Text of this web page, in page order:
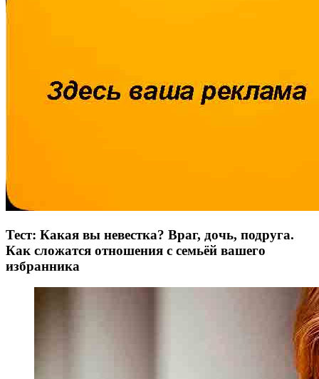
Тест: Какая вы невестка? Враг, дочь, подруга.
Как сложатся отношения с семьёй вашего
избранника